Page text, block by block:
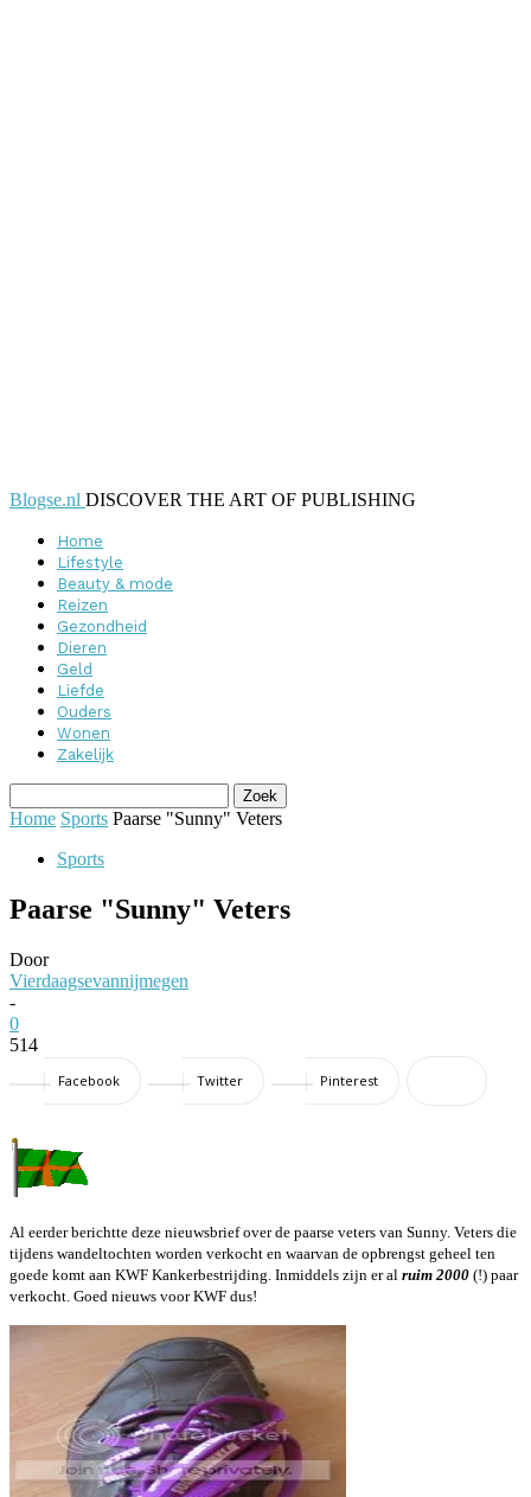
Blogse.nl DISCOVER THE ART OF PUBLISHING
Home
Lifestyle
Beauty & mode
Reizen
Gezondheid
Dieren
Geld
Liefde
Ouders
Wonen
Zakelijk
Home Sports Paarse "Sunny" Veters
Sports
Paarse "Sunny" Veters
Door
Vierdaagsevannijmegen
-
0
514
Facebook Twitter Pinterest
Al eerder berichtte deze nieuwsbrief over de paarse veters van Sunny. Veters die
tijdens wandeltochten worden verkocht en waarvan de opbrengst geheel ten
goede komt aan KWF Kankerbestrijding. Inmiddels zijn er al ruim 2000 (!) paar
verkocht. Goed nieuws voor KWF dus!